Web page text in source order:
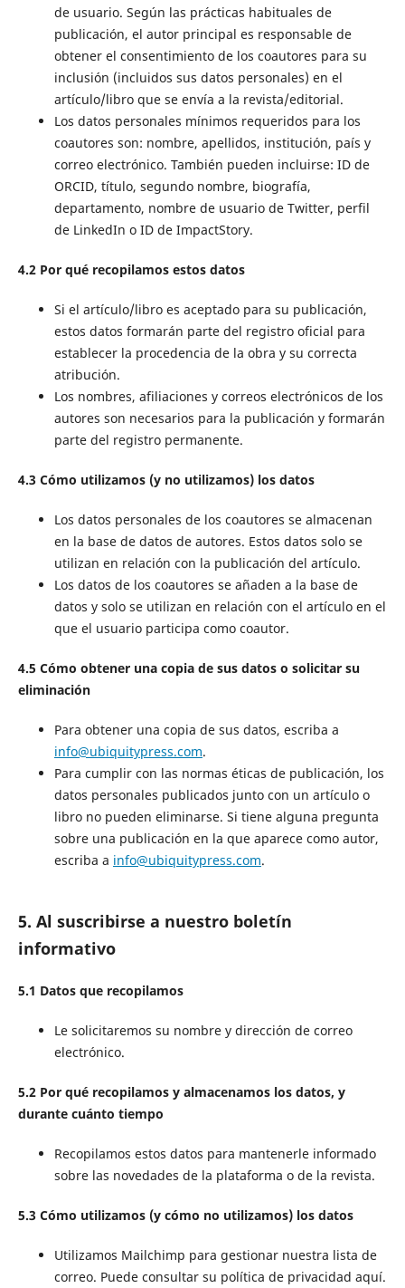
de usuario. Según las prácticas habituales de
publicación, el autor principal es responsable de
obtener el consentimiento de los coautores para su
inclusión (incluidos sus datos personales) en el
artículo/libro que se envía a la revista/editorial.
Los datos personales mínimos requeridos para los
coautores son: nombre, apellidos, institución, país y
correo electrónico. También pueden incluirse: ID de
ORCID, título, segundo nombre, biografía,
departamento, nombre de usuario de Twitter, perfil
de LinkedIn o ID de ImpactStory.
4.2 Por qué recopilamos estos datos
Si el artículo/libro es aceptado para su publicación,
estos datos formarán parte del registro oficial para
establecer la procedencia de la obra y su correcta
atribución.
Los nombres, afiliaciones y correos electrónicos de los
autores son necesarios para la publicación y formarán
parte del registro permanente.
4.3 Cómo utilizamos (y no utilizamos) los datos
Los datos personales de los coautores se almacenan
en la base de datos de autores. Estos datos solo se
utilizan en relación con la publicación del artículo.
Los datos de los coautores se añaden a la base de
datos y solo se utilizan en relación con el artículo en el
que el usuario participa como coautor.
4.5 Cómo obtener una copia de sus datos o solicitar su
eliminación
Para obtener una copia de sus datos, escriba a
info@ubiquitypress.com.
Para cumplir con las normas éticas de publicación, los
datos personales publicados junto con un artículo o
libro no pueden eliminarse. Si tiene alguna pregunta
sobre una publicación en la que aparece como autor,
escriba a info@ubiquitypress.com.
5. Al suscribirse a nuestro boletín
informativo
5.1 Datos que recopilamos
Le solicitaremos su nombre y dirección de correo
electrónico.
5.2 Por qué recopilamos y almacenamos los datos, y
durante cuánto tiempo
Recopilamos estos datos para mantenerle informado
sobre las novedades de la plataforma o de la revista.
5.3 Cómo utilizamos (y cómo no utilizamos) los datos
Utilizamos Mailchimp para gestionar nuestra lista de
correo. Puede consultar su política de privacidad aquí.